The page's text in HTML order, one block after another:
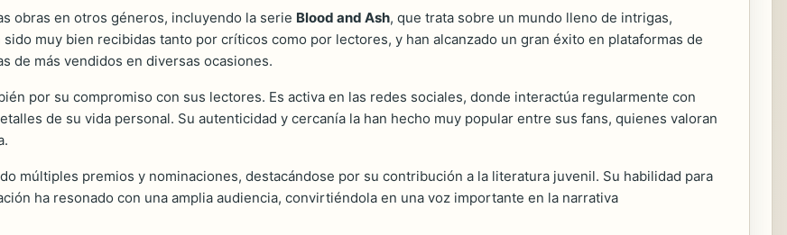
obras en otros géneros, incluyendo la serie Blood and Ash, que trata sobre un mundo lleno de intrigas,
muy bien recibidas tanto por críticos como por lectores, y han alcanzado un gran éxito en plataformas de
de más vendidos en diversas ocasiones.
por su compromiso con sus lectores. Es activa en las redes sociales, donde interactúa regularmente con
de su vida personal. Su autenticidad y cercanía la han hecho muy popular entre sus fans, quienes valoran
múltiples premios y nominaciones, destacándose por su contribución a la literatura juvenil. Su habilidad para
ha resonado con una amplia audiencia, convirtiéndola en una voz importante en la narrativa